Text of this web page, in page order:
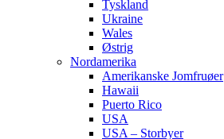
Tyskland
Ukraine
Wales
Østrig
Nordamerika
Amerikanske Jomfruøer
Hawaii
Puerto Rico
USA
USA – Storbyer